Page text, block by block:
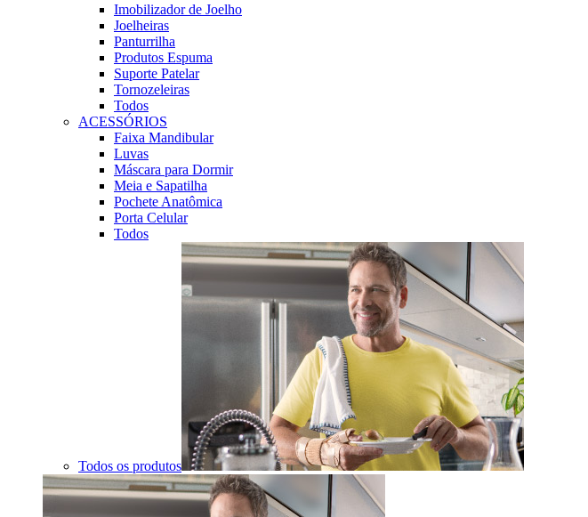
Imobilizador de Joelho
Joelheiras
Panturrilha
Produtos Espuma
Suporte Patelar
Tornozeleiras
Todos
ACESSÓRIOS
Faixa Mandibular
Luvas
Máscara para Dormir
Meia e Sapatilha
Pochete Anatômica
Porta Celular
Todos
Todos os produtos